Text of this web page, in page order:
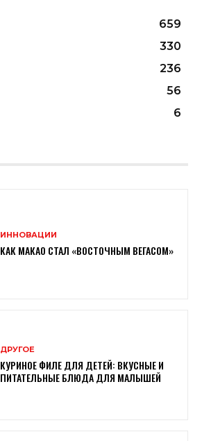
659
330
236
56
6
ИННОВАЦИИ
КАК МАКАО СТАЛ «ВОСТОЧНЫМ ВЕГАСОМ»
ДРУГОЕ
КУРИНОЕ ФИЛЕ ДЛЯ ДЕТЕЙ: ВКУСНЫЕ И
ПИТАТЕЛЬНЫЕ БЛЮДА ДЛЯ МАЛЫШЕЙ